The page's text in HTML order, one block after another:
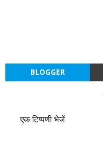
BLOGGER
एक टिप्पणी भेजें